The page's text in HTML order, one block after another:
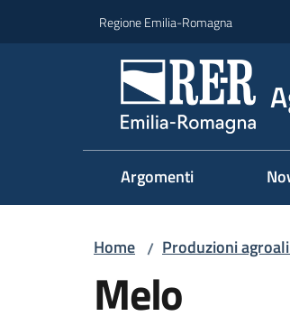
Regione Emilia-Romagna
Argomenti
Home / Produzioni
Melo